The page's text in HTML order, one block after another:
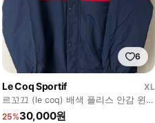
6
Le Coq Sportif
XL
르꼬끄 (le coq) 배색 플리스 안감 윈드
브레이커 XL
25%30,000원